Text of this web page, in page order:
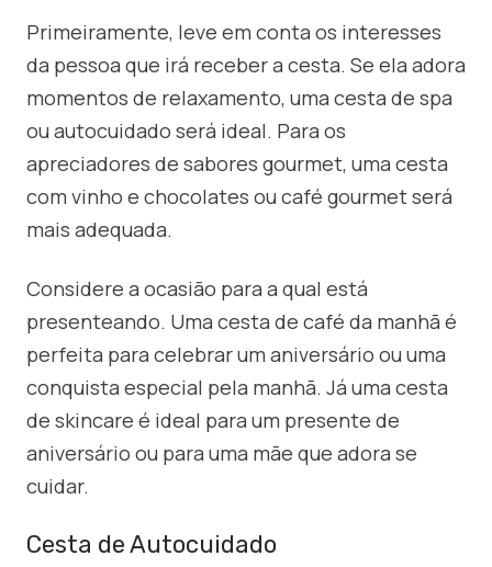
Primeiramente, leve em conta os interesses
da pessoa que irá receber a cesta. Se ela adora
momentos de relaxamento, uma cesta de spa
ou autocuidado será ideal. Para os
apreciadores de sabores gourmet, uma cesta
com vinho e chocolates ou café gourmet será
mais adequada.
Considere a ocasião para a qual está
presenteando. Uma cesta de café da manhã é
perfeita para celebrar um aniversário ou uma
conquista especial pela manhã. Já uma cesta
de skincare é ideal para um presente de
aniversário ou para uma mãe que adora se
cuidar.
Cesta de Autocuidado